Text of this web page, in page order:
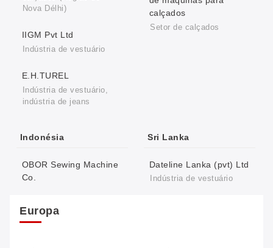
Nova Délhi)
IIGM Pvt Ltd
Indústria de vestuário
E.H.TUREL
Indústria de vestuário,
indústria de jeans
calçados
Setor de calçados
Indonésia
OBOR Sewing Machine
Co.
Sri Lanka
Dateline Lanka (pvt) Ltd
Indústria de vestuário
Europa